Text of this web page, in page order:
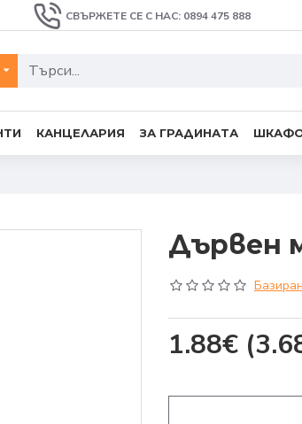
СВЪРЖЕТЕ СЕ С НАС: 0894 475 888
КАНЦЕЛАРИЯ ЗА ГРАДИНАТА
Дървен
1.88€